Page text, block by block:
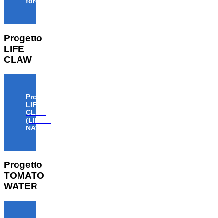
Progetto
LIFE
CLAW
Progetto
LIFE
CLAW
(LIFE18
NAT/IT/000806)
Progetto
TOMATO
WATER